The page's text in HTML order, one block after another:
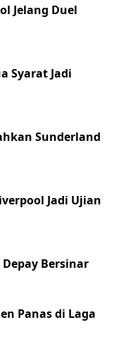
Jelang Duel
Syarat Jadi
Sunderland
Jadi Ujian
Bersinar
Panas di Laga